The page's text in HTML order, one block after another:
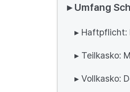
▸ Umfang
▸ Haftpflicht:
▸ Teilkasko:
▸ Vollkasko: